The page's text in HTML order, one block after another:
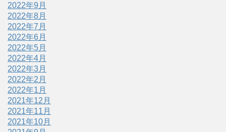
2022年9月
2022年8月
2022年7月
2022年6月
2022年5月
2022年4月
2022年3月
2022年2月
2022年1月
2021年12月
2021年11月
2021年10月